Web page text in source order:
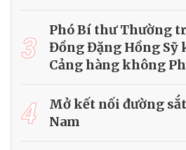
3
Phó Bí thư Thường
Đồng Đặng Hồng Sỹ
Cảng hàng không
4
Mở kết nối đường
Nam